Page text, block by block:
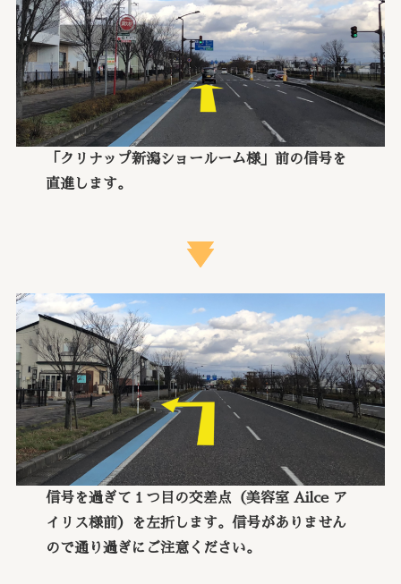
「クリナップ新潟ショールーム様」前の信号を
直進します。
信号を過ぎて１つ目の交差点（美容室 Ailce ア
イリス様前）を左折します。信号がありません
ので通り過ぎにご注意ください。